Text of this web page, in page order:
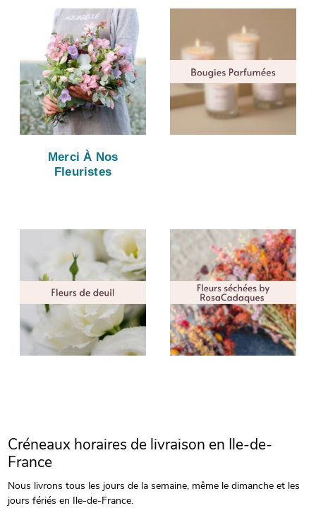
Merci À Nos
Fleuristes
Créneaux horaires de livraison en Ile-de-
France
Nous livrons tous les jours de la semaine, même le dimanche et les
jours fériés en Ile-de-France.